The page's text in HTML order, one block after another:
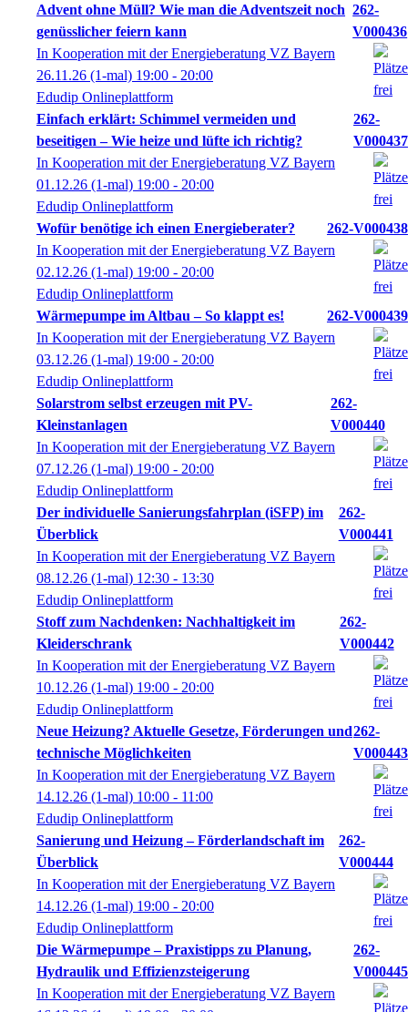
Advent ohne Müll? Wie man die Adventszeit noch
genüsslicher feiern kann
262-
V000436
In Kooperation mit der Energieberatung VZ Bayern
26.11.26 (1-mal) 19:00 - 20:00
Edudip Onlineplattform
Einfach erklärt: Schimmel vermeiden und
beseitigen – Wie heize und lüfte ich richtig?
262-
V000437
In Kooperation mit der Energieberatung VZ Bayern
01.12.26 (1-mal) 19:00 - 20:00
Edudip Onlineplattform
Wofür benötige ich einen Energieberater?
262-V000438
In Kooperation mit der Energieberatung VZ Bayern
02.12.26 (1-mal) 19:00 - 20:00
Edudip Onlineplattform
Wärmepumpe im Altbau – So klappt es!
262-V000439
In Kooperation mit der Energieberatung VZ Bayern
03.12.26 (1-mal) 19:00 - 20:00
Edudip Onlineplattform
Solarstrom selbst erzeugen mit PV-
Kleinstanlagen
262-
V000440
In Kooperation mit der Energieberatung VZ Bayern
07.12.26 (1-mal) 19:00 - 20:00
Edudip Onlineplattform
Der individuelle Sanierungsfahrplan (iSFP) im
Überblick
262-
V000441
In Kooperation mit der Energieberatung VZ Bayern
08.12.26 (1-mal) 12:30 - 13:30
Edudip Onlineplattform
Stoff zum Nachdenken: Nachhaltigkeit im
Kleiderschrank
262-
V000442
In Kooperation mit der Energieberatung VZ Bayern
10.12.26 (1-mal) 19:00 - 20:00
Edudip Onlineplattform
Neue Heizung? Aktuelle Gesetze, Förderungen und
technische Möglichkeiten
262-
V000443
In Kooperation mit der Energieberatung VZ Bayern
14.12.26 (1-mal) 10:00 - 11:00
Edudip Onlineplattform
Sanierung und Heizung – Förderlandschaft im
Überblick
262-
V000444
In Kooperation mit der Energieberatung VZ Bayern
14.12.26 (1-mal) 19:00 - 20:00
Edudip Onlineplattform
Die Wärmepumpe – Praxistipps zu Planung,
Hydraulik und Effizienzsteigerung
262-
V000445
In Kooperation mit der Energieberatung VZ Bayern